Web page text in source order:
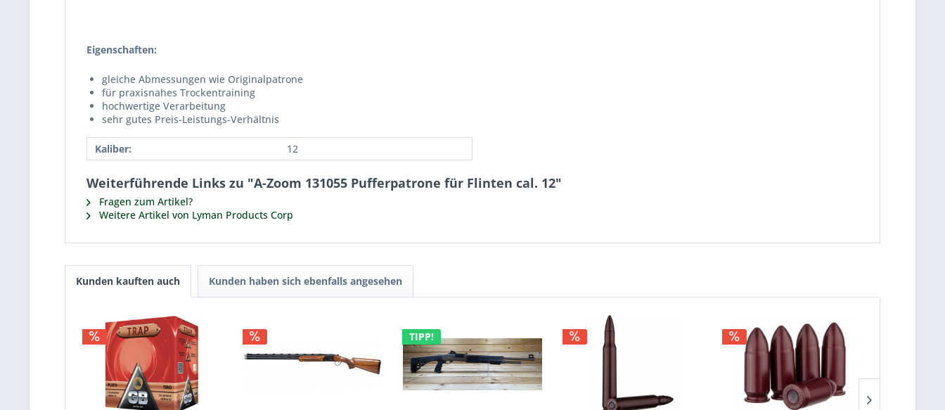
Eigenschaften:
gleiche Abmessungen wie Originalpatrone
für praxisnahes Trockentraining
hochwertige Verarbeitung
sehr gutes Preis-Leistungs-Verhältnis
Kaliber: 12
Weiterführende Links zu "A-Zoom 131055 Pufferpatrone für Flinten cal. 12"
Fragen zum Artikel?
Weitere Artikel von Lyman Products Corp
Kunden kauften auch Kunden haben sich ebenfalls angesehen
TIPP!